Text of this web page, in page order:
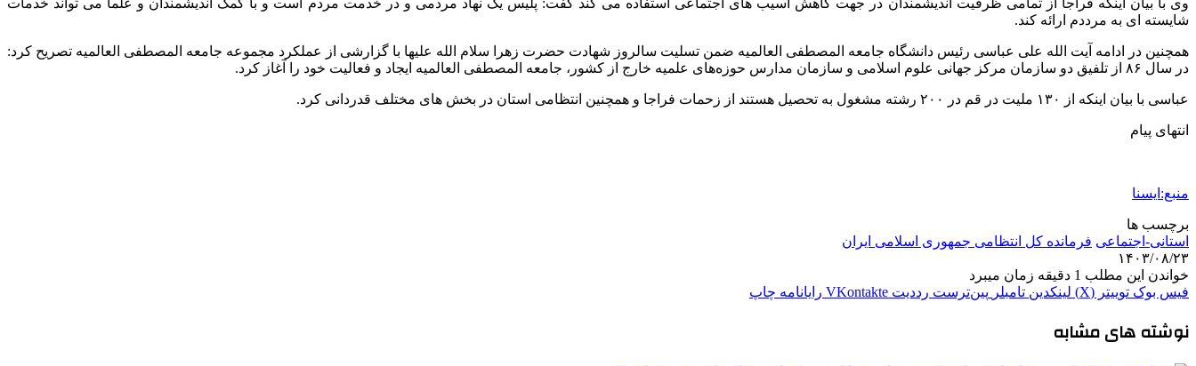
شایسته ای به مرددم ارائه کند.
همچنین در ادامه آیت الله علی عباسی رئیس دانشگاه جامعه المصطفی العالمیه ضمن تسلیت سالروز شهادت حضرت زهرا سلام الله علیها با گزارشی از عملکرد مجموعه جامعه المصطفی العالمیه تصریح کرد:
در سال ۸۶ از تلفیق دو سازمان مرکز جهانی علوم اسلامی و سازمان مدارس حوزه‌های علمیه خارج از کشور، جامعه المصطفی العالمیه ایجاد و فعالیت خود را آغاز کرد.
عباسی با بیان اینکه از ۱۳۰ ملیت در قم در ۲۰۰ رشته مشغول به تحصیل هستند از زحمات فراجا و همچنین انتظامی استان در بخش های مختلف قدردانی کرد.
انتهای پیام
منبع:ایسنا
برچسب ها
استانی-اجتماعی فرمانده کل انتظامی جمهوری اسلامی ایران
۱۴۰۳/۰۸/۲۳
خواندن این مطلب 1 دقیقه زمان میبرد
فیس بوک توییتر (X) لینکدین ‫تامبلر ‫پین‌ترست ‫رددیت ‫VKontakte رایانامه چاپ
نوشته های مشابه